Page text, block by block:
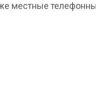
местные